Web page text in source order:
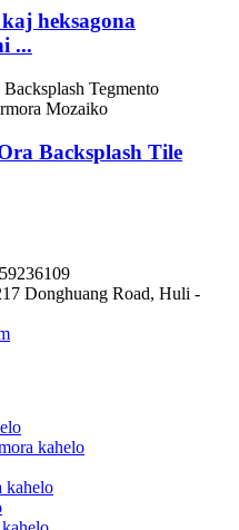
heksagona
...
Backsplash Tile
Donghuang Road, Huli -
kahelo
kahelo